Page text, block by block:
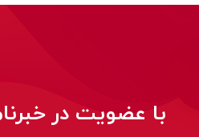
با عضویت در